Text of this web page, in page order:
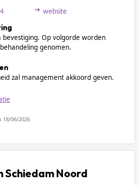
website
bevestiging. Op volgorde worden
genomen.
zal management akkoord geven.
18/06/2026
Schiedam Noord